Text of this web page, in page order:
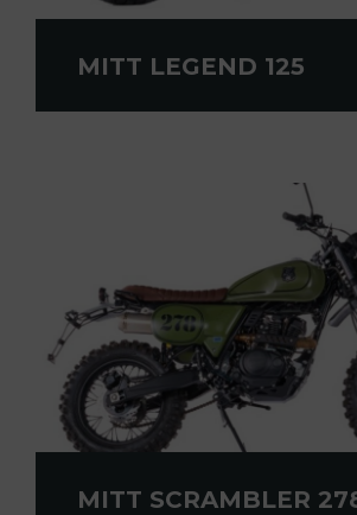
MITT LEGEND 125
MITT SCRAMBLER